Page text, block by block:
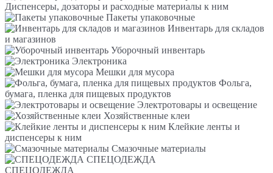
Диспенсеры, дозаторы и расходные материалы к ним
Пакеты упаковочные
Инвентарь для складов
и магазинов
Уборочный инвентарь
Электроника
Мешки для мусора
Фольга,
бумага, пленка для пищевых продуктов
Электротовары и освещение
Хозяйственные клеи
Клейкие ленты и
диспенсеры к ним
Смазочные материалы
СПЕЦОДЕЖДА
СПЕЦОДЕЖДА